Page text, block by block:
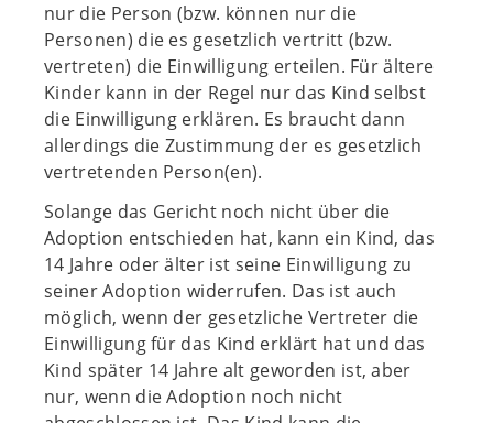
nur die Person (bzw. können nur die
Personen) die es gesetzlich vertritt (bzw.
vertreten) die Einwilligung erteilen. Für ältere
Kinder kann in der Regel nur das Kind selbst
die Einwilligung erklären. Es braucht dann
allerdings die Zustimmung der es gesetzlich
vertretenden Person(en).
Solange das Gericht noch nicht über die
Adoption entschieden hat, kann ein Kind, das
14 Jahre oder älter ist seine Einwilligung zu
seiner Adoption widerrufen. Das ist auch
möglich, wenn der gesetzliche Vertreter die
Einwilligung für das Kind erklärt hat und das
Kind später 14 Jahre alt geworden ist, aber
nur, wenn die Adoption noch nicht